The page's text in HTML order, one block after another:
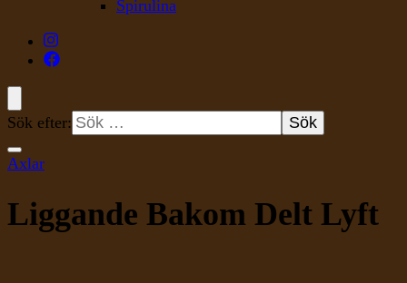
Spirulina
Sök efter:
Axlar
Liggande Bakom Delt Lyft